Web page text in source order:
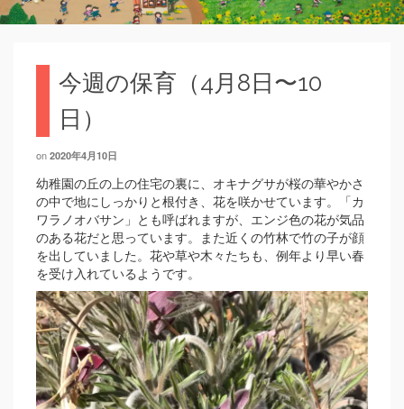
今週の保育（4月8日〜10
日）
on 2020年4月10日
幼稚園の丘の上の住宅の裏に、オキナグサが桜の華やかさ
の中で地にしっかりと根付き、花を咲かせています。「カ
ワラノオバサン」とも呼ばれますが、エンジ色の花が気品
のある花だと思っています。また近くの竹林で竹の子が顔
を出していました。花や草や木々たちも、例年より早い春
を受け入れているようです。